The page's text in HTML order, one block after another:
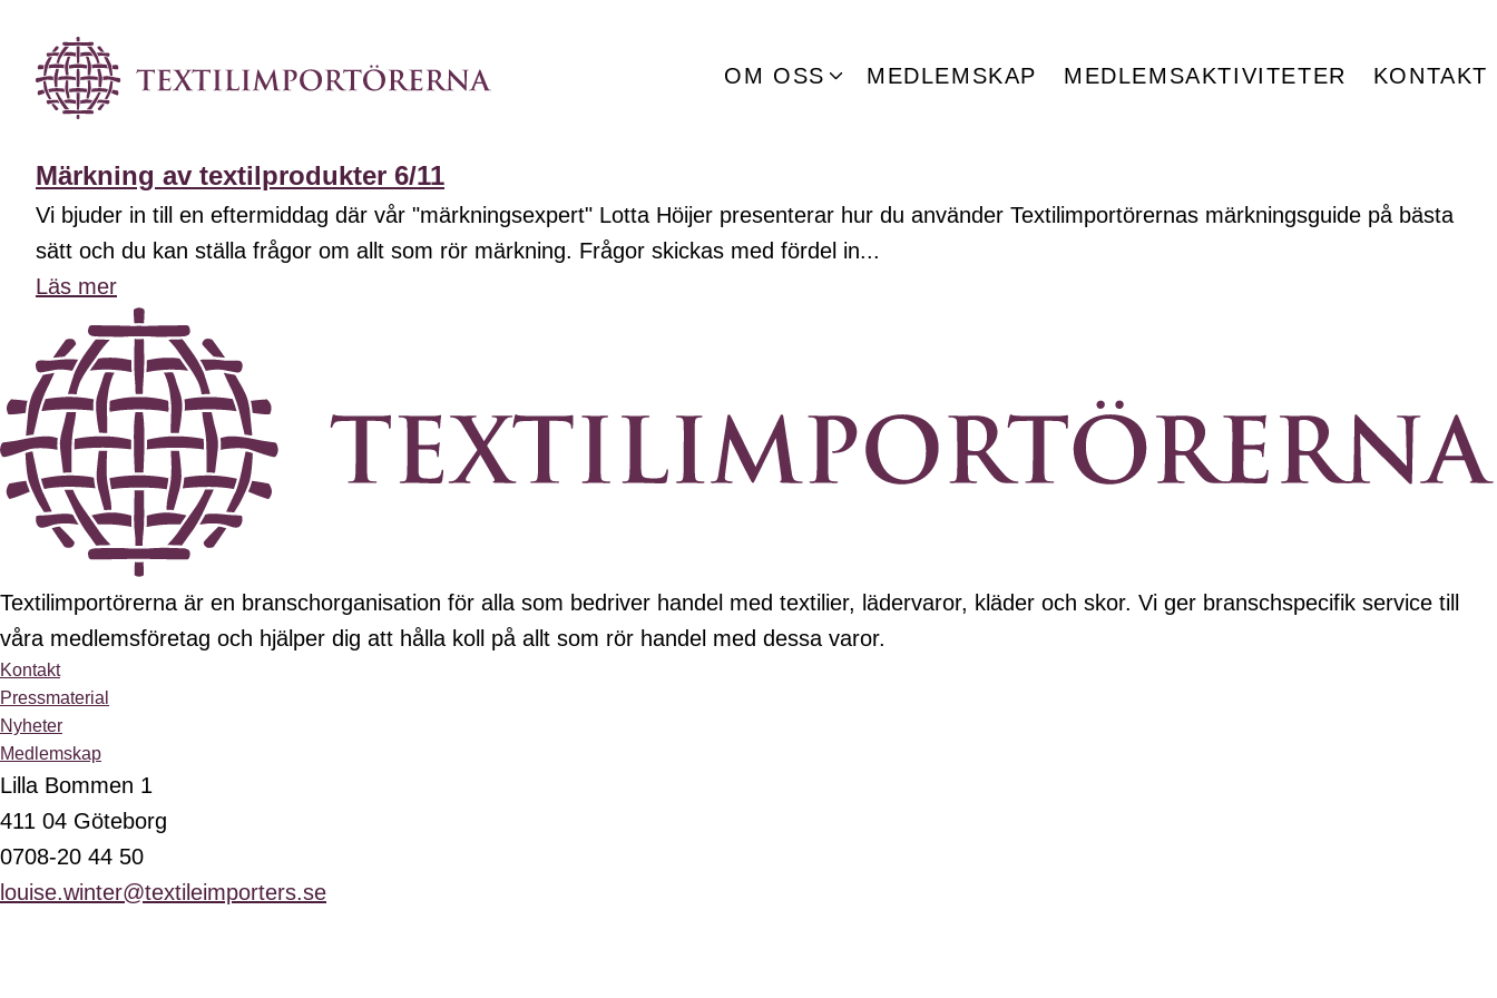
OM OSS MEDLEMSKAP MEDLEMSAKTIVITETER KONTAKT
Märkning av textilprodukter 6/11
Vi bjuder in till en eftermiddag där vår "märkningsexpert" Lotta Höijer presenterar hur du använder Textilimportörernas märkningsguide på bästa
sätt och du kan ställa frågor om allt som rör märkning. Frågor skickas med fördel in...
Läs mer
Textilimportörerna är en branschorganisation för alla som bedriver handel med textilier, lädervaror, kläder och skor. Vi ger branschspecifik service till
våra medlemsföretag och hjälper dig att hålla koll på allt som rör handel med dessa varor.
Kontakt
Pressmaterial
Nyheter
Medlemskap
Lilla Bommen 1
411 04 Göteborg
0708-20 44 50
louise.winter@textileimporters.se